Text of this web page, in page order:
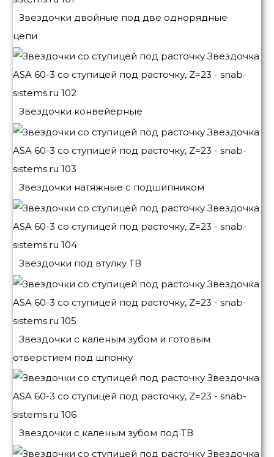
Звездочки двойные под две однорядные
цепи
Звездочки конвейерные
Звездочки натяжные с подшипником
Звездочки под втулку ТВ
Звездочки с каленым зубом и готовым
отверстием под шпонку
Звездочки с каленым зубом под ТВ